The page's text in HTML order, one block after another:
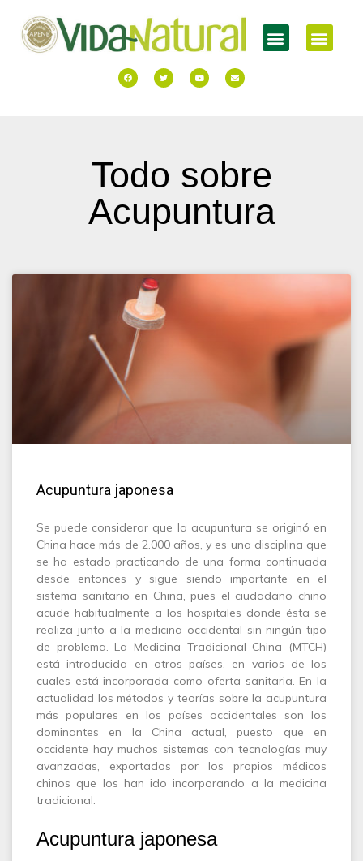
Todo sobre
Acupuntura
Acupuntura japonesa
Se puede considerar que la acupuntura se originó en
China hace más de 2.000 años, y es una disciplina que
se ha estado practicando de una forma continuada
desde entonces y sigue siendo importante en el
sistema sanitario en China, pues el ciudadano chino
acude habitualmente a los hospitales donde ésta se
realiza junto a la medicina occidental sin ningún tipo
de problema. La Medicina Tradicional China (MTCH)
está introducida en otros países, en varios de los
cuales está incorporada como oferta sanitaria. En la
actualidad los métodos y teorías sobre la acupuntura
más populares en los países occidentales son los
dominantes en la China actual, puesto que en
occidente hay muchos sistemas con tecnologías muy
avanzadas, exportados por los propios médicos
chinos que los han ido incorporando a la medicina
tradicional.
Acupuntura japonesa